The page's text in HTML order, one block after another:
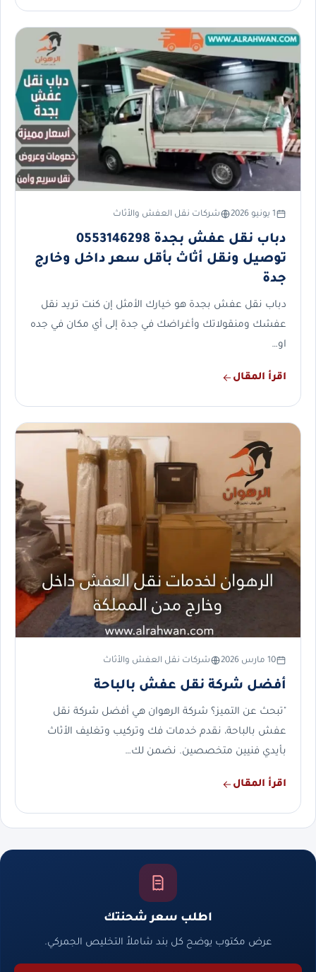
1 يونيو 2026 شركات نقل العفش والأثاث
دباب نقل عفش بجدة 0553146298
توصيل ونقل أثاث بأقل سعر داخل وخارج
جدة
دباب نقل عفش بجدة هو خيارك الأمثل إن كنت تريد نقل
عفشك ومنقولاتك وأغراضك في جدة إلى أي مكان في جده
او…
اقرأ المقال
10 مارس 2026 شركات نقل العفش والأثاث
أفضل شركة نقل عفش بالباحة
"تبحث عن التميز؟ شركة الرهوان هي أفضل شركة نقل
عفش بالباحة، نقدم خدمات فك وتركيب وتغليف الأثاث
بأيدي فنيين متخصصين. نضمن لك…
اقرأ المقال
اطلب سعر شحنتك
عرض مكتوب يوضح كل بند شاملاً التخليص الجمركي.